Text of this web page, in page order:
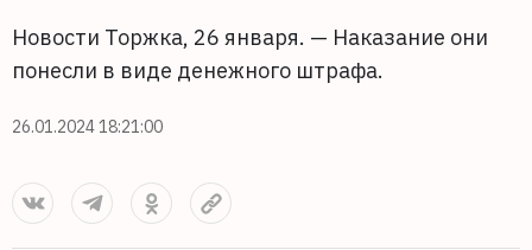
Новости Торжка, 26 января. — Наказание они
понесли в виде денежного штрафа.
26.01.2024 18:21:00